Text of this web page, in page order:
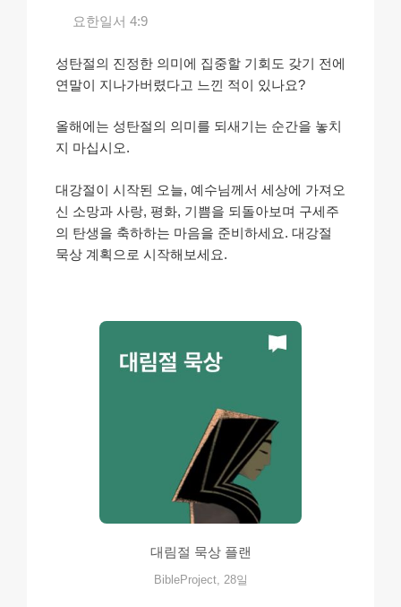
요한일서 4:9
성탄절의 진정한 의미에 집중할 기회도 갖기 전에
연말이 지나가버렸다고 느낀 적이 있나요?
올해에는 성탄절의 의미를 되새기는 순간을 놓치
지 마십시오.
대강절이 시작된 오늘, 예수님께서 세상에 가져오
신 소망과 사랑, 평화, 기쁨을 되돌아보며 구세주
의 탄생을 축하하는 마음을 준비하세요. 대강절
묵상 계획으로 시작해보세요.
대림절 묵상 플랜
BibleProject, 28일